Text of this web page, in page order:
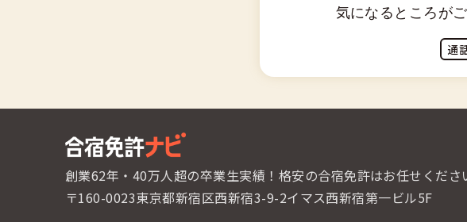
気になるところが
創業62年・40万人超の卒業生実績！ 格安の合宿免許はお任せくださ
〒160-0023東京都新宿区西新宿3-9-2イマス西新宿第一ビル5F